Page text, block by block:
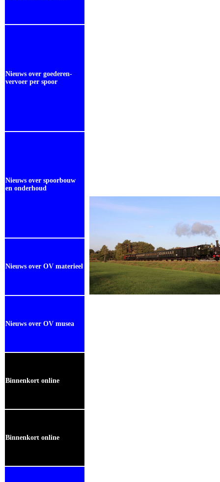
Nieuws over goederen-
vervoer per spoor
Nieuws over spoorbouw
en onderhoud
Nieuws over OV materieel
Nieuws over OV musea
Binnenkort online
Binnenkort online